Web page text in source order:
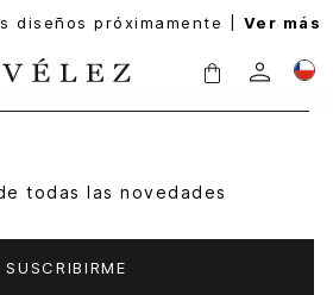
diseños próximamente | Ver más
todas las novedades
SUSCRIBIRME